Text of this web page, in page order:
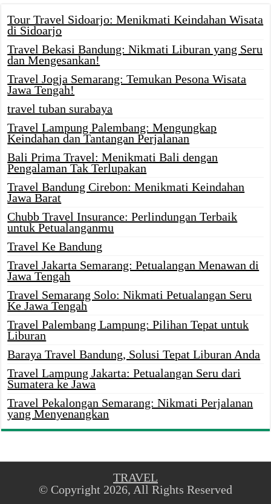
Tour Travel Sidoarjo: Menikmati Keindahan Wisata
di Sidoarjo
Travel Bekasi Bandung: Nikmati Liburan yang Seru
dan Mengesankan!
Travel Jogja Semarang: Temukan Pesona Wisata
Jawa Tengah!
travel tuban surabaya
Travel Lampung Palembang: Mengungkap
Keindahan dan Tantangan Perjalanan
Bali Prima Travel: Menikmati Bali dengan
Pengalaman Tak Terlupakan
Travel Bandung Cirebon: Menikmati Keindahan
Jawa Barat
Chubb Travel Insurance: Perlindungan Terbaik
untuk Petualanganmu
Travel Ke Bandung
Travel Jakarta Semarang: Petualangan Menawan di
Jawa Tengah
Travel Semarang Solo: Nikmati Petualangan Seru
Ke Jawa Tengah
Travel Palembang Lampung: Pilihan Tepat untuk
Liburan
Baraya Travel Bandung, Solusi Tepat Liburan Anda
Travel Lampung Jakarta: Petualangan Seru dari
Sumatera ke Jawa
Travel Pekalongan Semarang: Nikmati Perjalanan
yang Menyenangkan
TRAVEL
© Copyright 2026, All Rights Reserved